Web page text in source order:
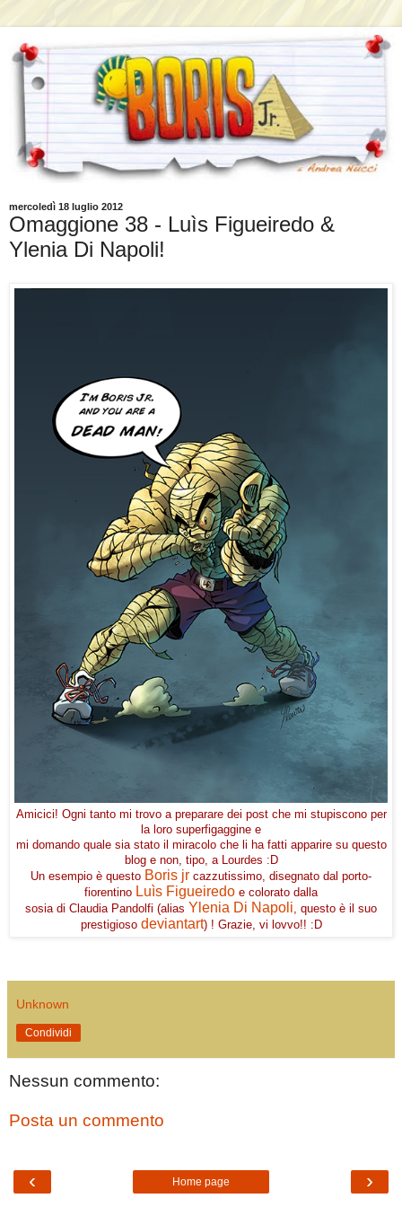
mercoledì 18 luglio 2012
Omaggione 38 - Luìs Figueiredo &
Ylenia Di Napoli!
Amicici! Ogni tanto mi trovo a preparare dei post che mi stupiscono per
la loro superfigaggine e
mi domando quale sia stato il miracolo che li ha fatti apparire su questo
blog e non, tipo, a Lourdes :D
Un esempio è questo Boris jr cazzutissimo, disegnato dal porto-
fiorentino Luìs Figueiredo e colorato dalla
sosia di Claudia Pandolfi (alias Ylenia Di Napoli, questo è il suo
prestigioso deviantart) ! Grazie, vi lovvo!! :D
Unknown
Condividi
Nessun commento:
Posta un commento
‹ ›
Home page